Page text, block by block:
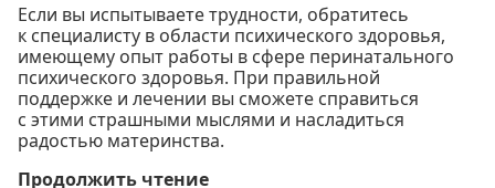
Если вы испытываете трудности, обратитесь
к специалисту в области психического здоровья,
имеющему опыт работы в сфере перинатального
психического здоровья. При правильной
поддержке и лечении вы сможете справиться
с этими страшными мыслями и насладиться
радостью материнства.
Продолжить чтение